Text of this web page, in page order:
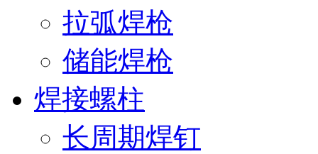
拉弧焊枪
储能焊枪
焊接螺柱
长周期焊钉